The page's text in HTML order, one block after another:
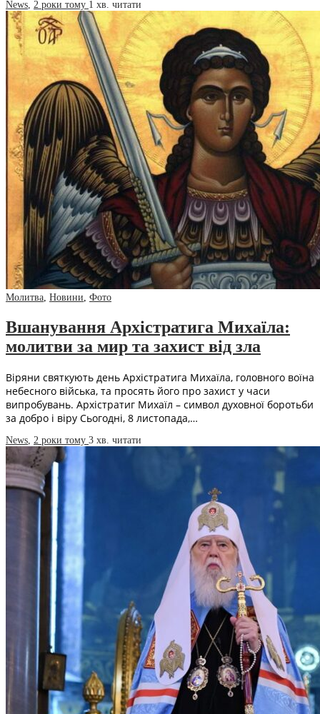
News, 2 роки тому 1 хв. читати
Молитва, Новини, Фото
Вшанування Архістратига Михаїла:
молитви за мир та захист від зла
Віряни святкують день Архістратига Михаїла, головного воїна
небесного війська, та просять його про захист у часи
випробувань. Архістратиг Михаїл – символ духовної боротьби
за добро і віру Сьогодні, 8 листопада,…
News, 2 роки тому 3 хв. читати